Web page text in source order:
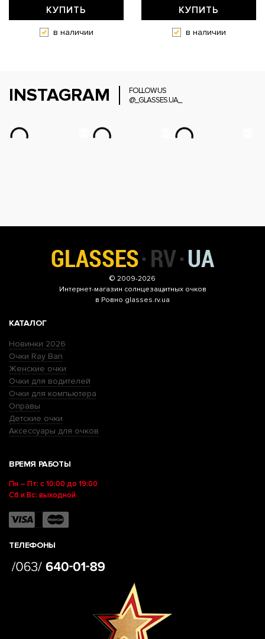
КУПИТЬ
в наличии
КУПИТЬ
в наличии
INSTAGRAM
FOLLOW US
@_GLASSES.UA_
© 2009-2026
Интернет-магазин солнцезащитных очков
в Ровно glasses.rv.ua
КАТАЛОГ
Новинки 2026
Очки Ray Ban
Женские очки
Очки для водителей
Очки для компьютера
Оправы
Детские очки
Аксессуары для очков
ВРЕМЯ РАБОТЫ
Пн – Пт: с 10:00 до 19:00
Сб и Вс: выходной
ТЕЛЕФОНЫ